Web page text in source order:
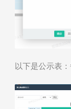
以下是公示表